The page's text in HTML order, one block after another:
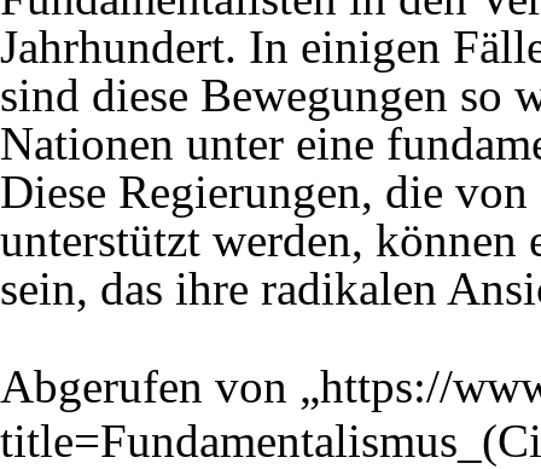
Jahrhundert. In einigen
sind diese Bewegungen so
Nationen unter eine
Diese Regierungen, die
unterstützt werden, können
sein, das ihre radikalen
Abgerufen von „https://